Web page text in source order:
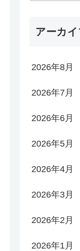
アーカ
2026年8月
2026年7月
2026年6月
2026年5月
2026年4月
2026年3月
2026年2月
2026年1月